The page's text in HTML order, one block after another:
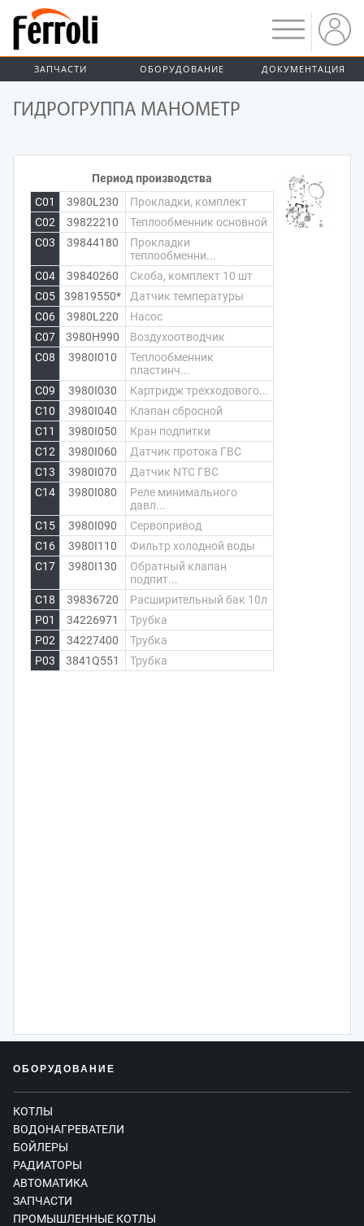
ЗАПЧАСТИ ОБОРУДОВАНИЕ ДОКУМЕНТАЦИЯ
ГИДРОГРУППА МАНОМЕТР
Период производства
C01
3980L230
Прокладки, комплект
C02
39822210
Теплообменник основной
C03
39844180
Прокладки
теплообменни...
C04
39840260
Скоба, комплект 10 шт
C05
39819550*
Датчик температуры
C06
3980L220
Насос
C07
3980H990
Воздухоотводчик
C08
3980I010
Теплообменник
пластинч...
C09
3980I030
Картридж трехходового...
C10
3980I040
Клапан сбросной
C11
3980I050
Кран подпитки
C12
3980I060
Датчик протока ГВС
C13
3980I070
Датчик NTC ГВС
C14
3980I080
Реле минимального
давл...
C15
3980I090
Сервопривод
C16
3980I110
Фильтр холодной воды
C17
3980I130
Обратный клапан
подпит...
C18
39836720
Расширительный бак 10л
P01
34226971
Трубка
P02
34227400
Трубка
P03
3841Q551 Трубка
ОБОРУДОВАНИЕ
КОТЛЫ
ВОДОНАГРЕВАТЕЛИ
БОЙЛЕРЫ
РАДИАТОРЫ
АВТОМАТИКА
ЗАПЧАСТИ
ПРОМЫШЛЕННЫЕ КОТЛЫ